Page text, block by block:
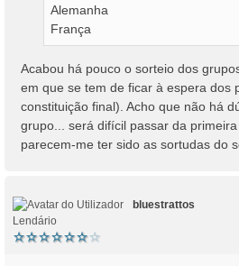
Alemanha
França
Acabou há pouco o sorteio dos
em que se tem de ficar à espera dos
constituição final). Acho que não há
grupo... será difícil passar da
parecem-me ter sido as sortudas do
bluestrattos
Lendário